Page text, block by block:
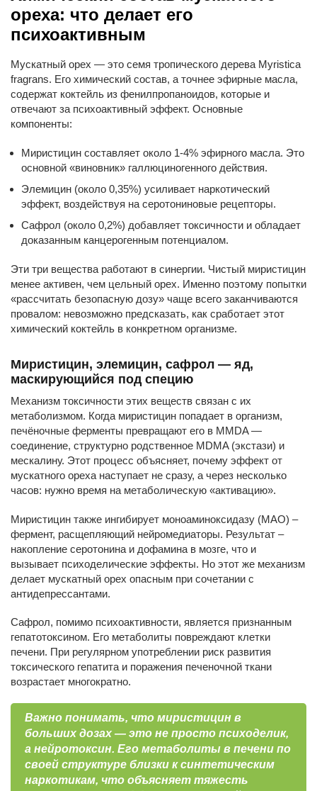
ореха: что делает его
психоактивным
Мускатный орех — это семя тропического дерева Myristica
fragrans. Его химический состав, а точнее эфирные масла,
содержат коктейль из фенилпропаноидов, которые и
отвечают за психоактивный эффект. Основные
компоненты:
Миристицин составляет около 1-4% эфирного масла. Это
основной «виновник» галлюциногенного действия.
Элемицин (около 0,35%) усиливает наркотический
эффект, воздействуя на серотониновые рецепторы.
Сафрол (около 0,2%) добавляет токсичности и обладает
доказанным канцерогенным потенциалом.
Эти три вещества работают в синергии. Чистый миристицин
менее активен, чем цельный орех. Именно поэтому попытки
«рассчитать безопасную дозу» чаще всего заканчиваются
провалом: невозможно предсказать, как сработает этот
химический коктейль в конкретном организме.
Миристицин, элемицин, сафрол — яд,
маскирующийся под специю
Механизм токсичности этих веществ связан с их
метаболизмом. Когда миристицин попадает в организм,
печёночные ферменты превращают его в MMDA —
соединение, структурно родственное MDMA (экстази) и
мескалину. Этот процесс объясняет, почему эффект от
мускатного ореха наступает не сразу, а через несколько
часов: нужно время на метаболическую «активацию».
Миристицин также ингибирует моноаминоксидазу (МАО) –
фермент, расщепляющий нейромедиаторы. Результат –
накопление серотонина и дофамина в мозге, что и
вызывает психоделические эффекты. Но этот же механизм
делает мускатный орех опасным при сочетании с
антидепрессантами.
Сафрол, помимо психоактивности, является признанным
гепатотоксином. Его метаболиты повреждают клетки
печени. При регулярном употреблении риск развития
токсического гепатита и поражения печеночной ткани
возрастает многократно.
Важно понимать, что миристицин в
больших дозах — это не просто психоделик,
а нейротоксин. Его метаболиты в печени по
своей структуре близки к синтетическим
наркотикам, что объясняет тяжесть